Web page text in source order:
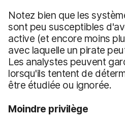
Notez bien que les
sont peu susceptibles
active (et encore moins
avec laquelle un pirate
Les analystes peuvent
lorsqu'ils tentent de
être étudiée ou ignorée.
Moindre privilège